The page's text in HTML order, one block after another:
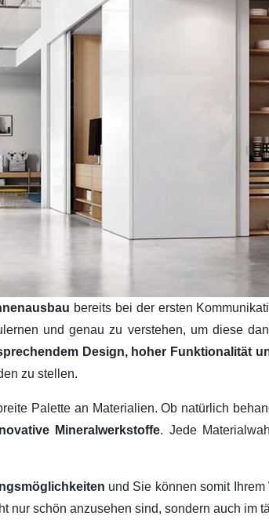
bereits bei der ersten
und genau zu verstehen, um diese
Design, hoher Funktionalität
zu stellen.
Palette an Materialien. Ob natürlich
Mineralwerkstoffe. Jede
und Sie können somit
nur schön anzusehen sind, sondern auch im